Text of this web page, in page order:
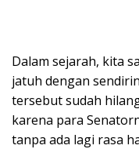
Dalam sejarah, kita
jatuh dengan
tersebut sudah
karena para
tanpa ada lagi rasa